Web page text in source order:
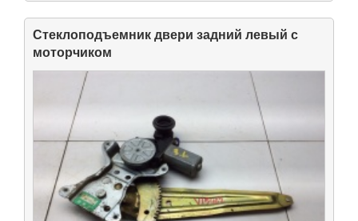
Стеклоподъемник двери задний левый с
моторчиком